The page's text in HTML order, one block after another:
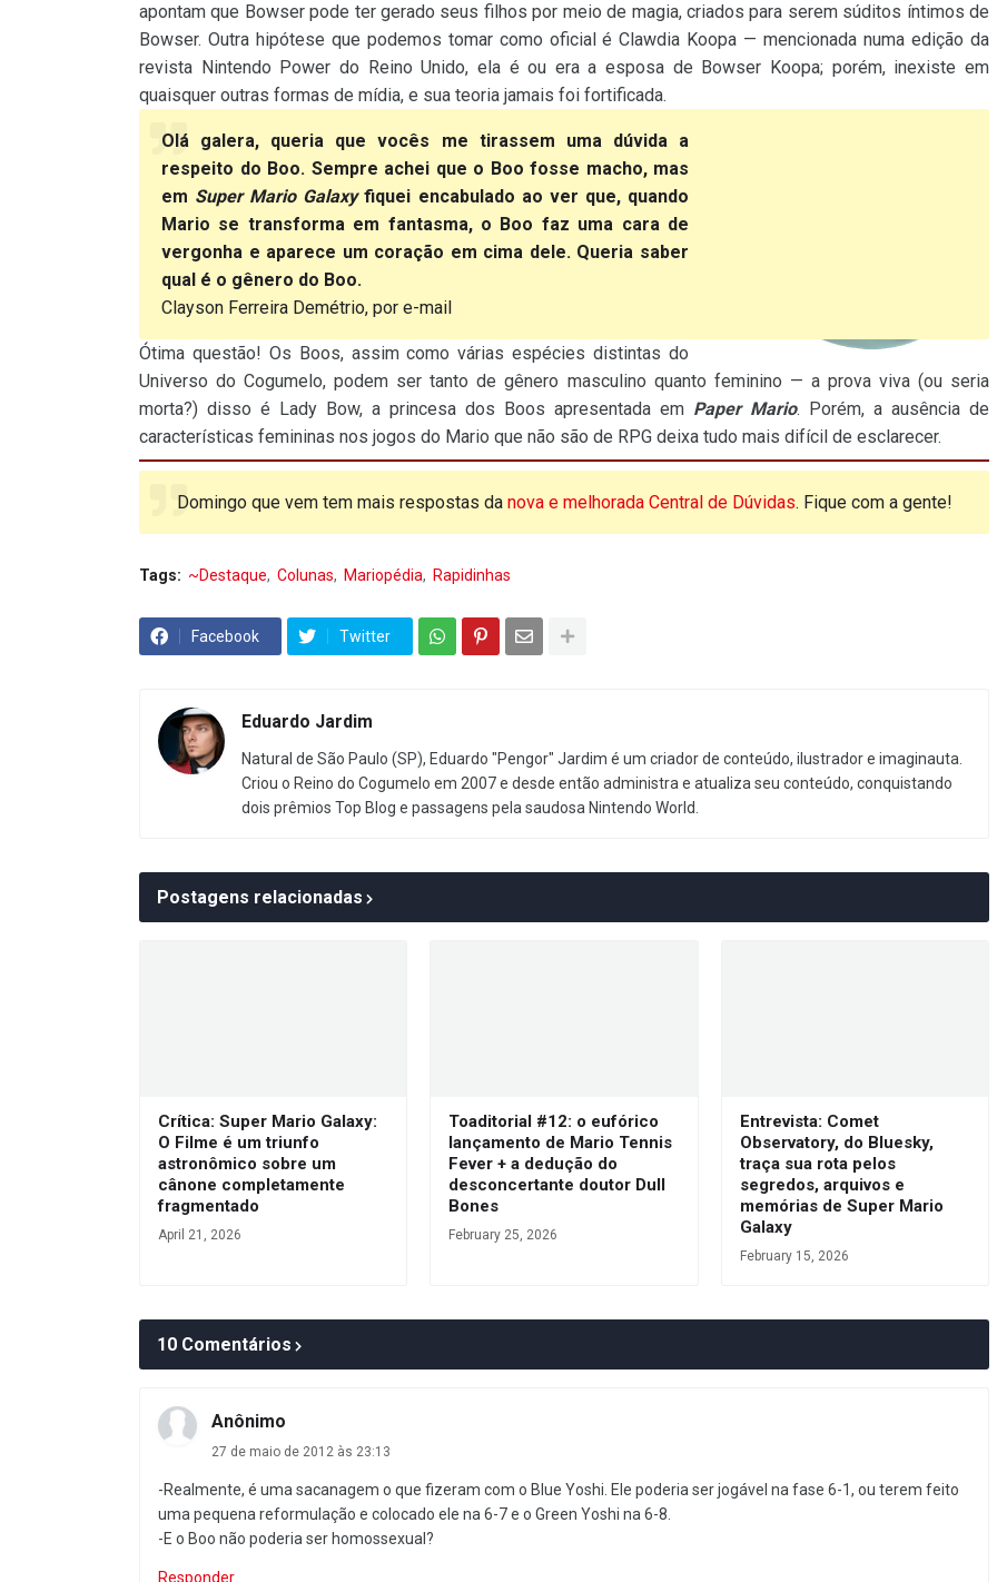
apontam que Bowser pode ter gerado seus filhos por meio de magia, criados para serem súditos íntimos de
Bowser. Outra hipótese que podemos tomar como oficial é Clawdia Koopa — mencionada numa edição da
revista Nintendo Power do Reino Unido, ela é ou era a esposa de Bowser Koopa; porém, inexiste em
quaisquer outras formas de mídia, e sua teoria jamais foi fortificada.
Olá galera, queria que vocês me tirassem uma dúvida a
respeito do Boo. Sempre achei que o Boo fosse macho, mas
em Super Mario Galaxyfiquei encabulado ao ver que, quando
Mario se transforma em fantasma, o Boo faz uma cara de
vergonha e aparece um coração em cima dele. Queria saber
qual é o gênero do Boo.
Clayson Ferreira Demétrio, por e-mail
Ótima questão! Os Boos, assim como várias espécies distintas do
Universo do Cogumelo, podem ser tanto de gênero masculino quanto feminino — a prova viva (ou seria
morta?) disso é Lady Bow, a princesa dos Boos apresentada em Paper Mario. Porém, a ausência de
características femininas nos jogos do Mario que não são de RPG deixa tudo mais difícil de esclarecer.
Domingo que vem tem mais respostas da nova e melhorada Central de Dúvidas. Fique com a gente!
Tags: ~Destaque Colunas Mariopédia Rapidinhas
Facebook Twitter
Eduardo Jardim
Natural de São Paulo (SP), Eduardo "Pengor" Jardim é um criador de conteúdo, ilustrador e imaginauta.
Criou o Reino do Cogumelo em 2007 e desde então administra e atualiza seu conteúdo, conquistando
dois prêmios Top Blog e passagens pela saudosa Nintendo World.
Postagens relacionadas
Crítica: Super Mario Galaxy:
O Filme é um triunfo
astronômico sobre um
cânone completamente
fragmentado
April 21, 2026
Toaditorial #12: o eufórico
lançamento de Mario Tennis
Fever + a dedução do
desconcertante doutor Dull
Bones
February 25, 2026
Entrevista: Comet
Observatory, do Bluesky,
traça sua rota pelos
segredos, arquivos e
memórias de Super Mario
Galaxy
February 15, 2026
10 Comentários
Anônimo
27 de maio de 2012 às 23:13
-Realmente, é uma sacanagem o que fizeram com o Blue Yoshi. Ele poderia ser jogável na fase 6-1, ou terem feito
uma pequena reformulação e colocado ele na 6-7 e o Green Yoshi na 6-8.
-E o Boo não poderia ser homossexual?
Responder